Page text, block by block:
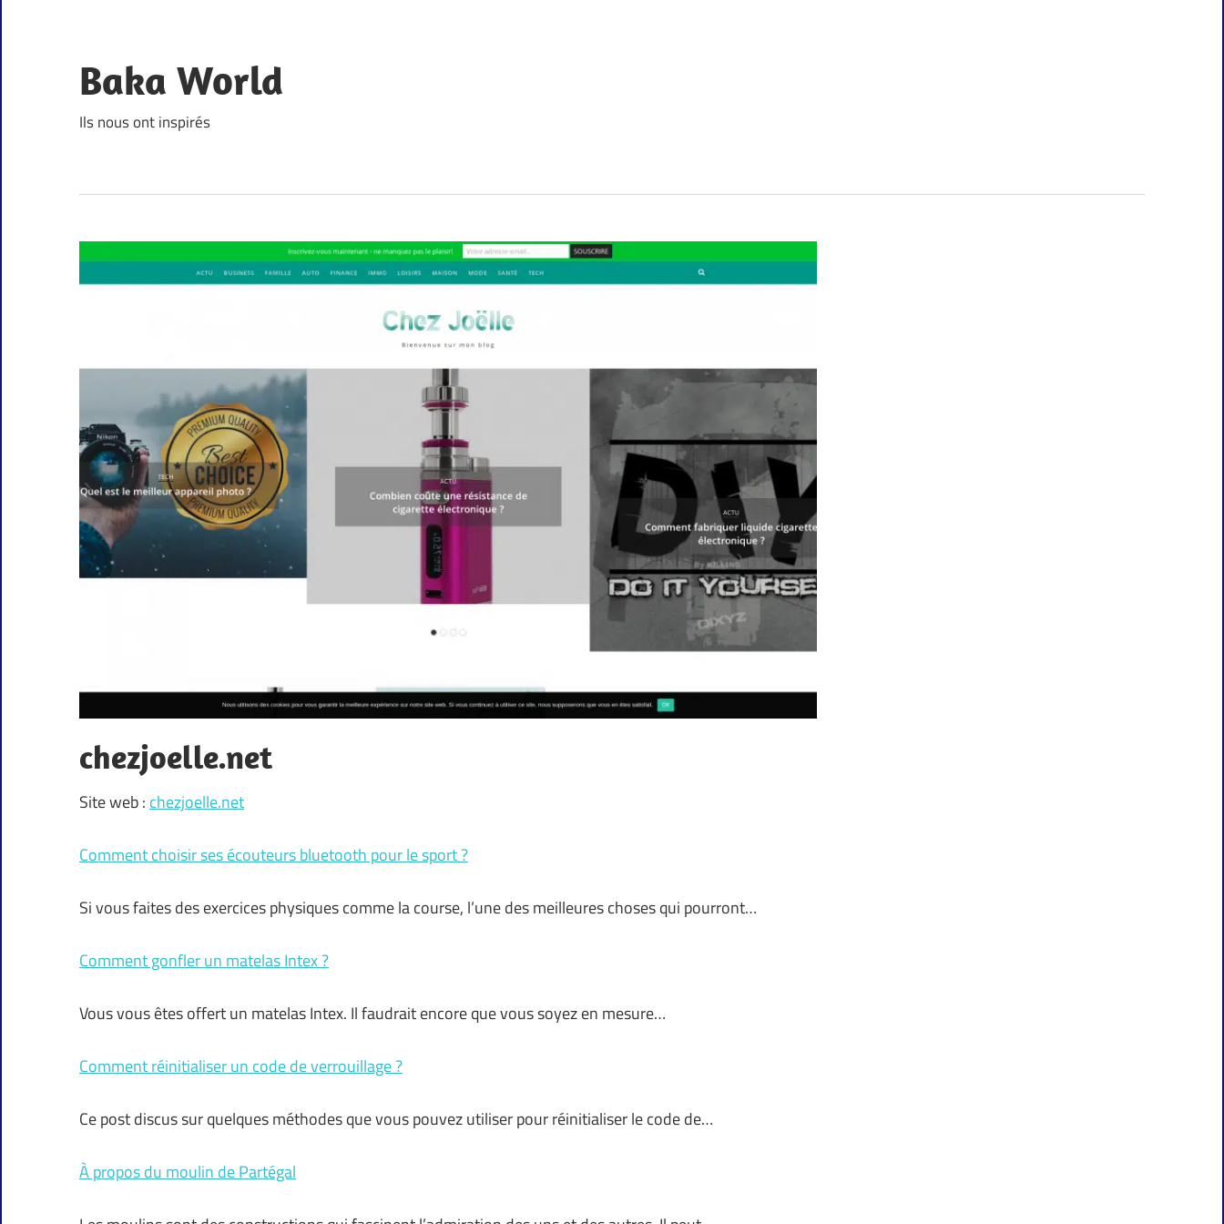
content
Baka World
Ils nous ont inspirés
chezjoelle.net
Site web : chezjoelle.net
Comment choisir ses écouteurs bluetooth pour le sport ?
Si vous faites des exercices physiques comme la course, l’une des meilleures choses qui pourront…
Comment gonfler un matelas Intex ?
Vous vous êtes offert un matelas Intex. Il faudrait encore que vous soyez en mesure…
Comment réinitialiser un code de verrouillage ?
Ce post discus sur quelques méthodes que vous pouvez utiliser pour réinitialiser le code de…
À propos du moulin de Partégal